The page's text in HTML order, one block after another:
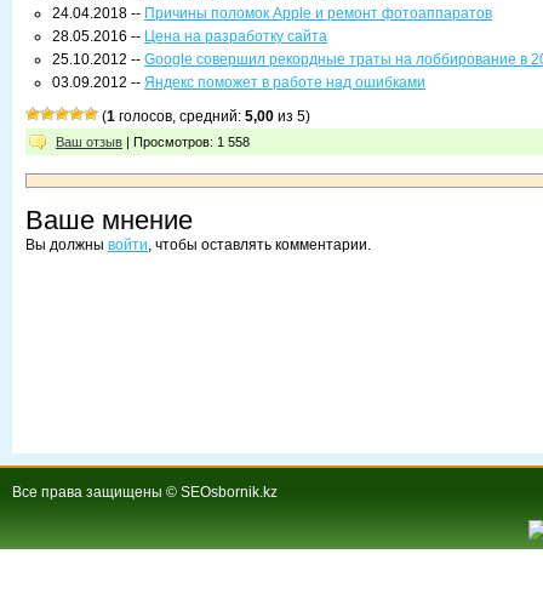
24.04.2018 -- Причины поломок Apple и ремонт фотоаппаратов
28.05.2016 -- Цена на разработку сайта
25.10.2012 -- Google совершил рекордные траты на лоббирование в
03.09.2012 -- Яндекс поможет в работе над ошибками
(1 голосов, средний: 5,00 из 5)
Ваш отзыв | Просмотров: 1 558
Ваше мнение
Вы должны войти, чтобы оставлять комментарии.
Все права защищены © SEOsbornik.kz